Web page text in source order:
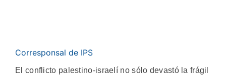
Corresponsal de IPS
El conflicto palestino-israelí no sólo devastó la frágil